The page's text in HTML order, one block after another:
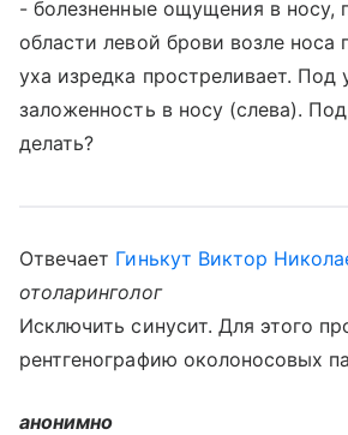
- болезненные ощущения в носу,
области левой брови возле носа
уха изредка простреливает. Под
заложенность в носу (слева).
делать?
Отвечает Гинькут Виктор
отоларинголог
Исключить синусит. Для этого
рентгенографию околоносовых
анонимно